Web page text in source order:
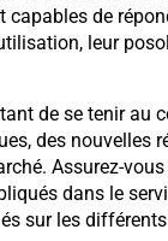
capables de
leur
de se tenir au
des nouvelles
Assurez-
dans le
sur les différents